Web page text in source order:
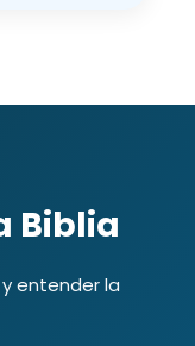
Biblia
entender la